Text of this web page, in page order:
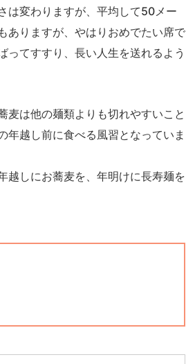
は変わりますが、平均して50メー
ありますが、やはりおめでたい席で
ってすすり、長い人生を送れるよう
麦は他の麺類よりも切れやすいこと
年越し前に食べる風習となっていま
越しにお蕎麦を、年明けに長寿麺を